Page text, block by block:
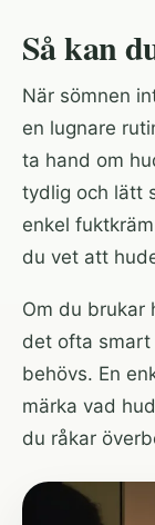
Så kan
När sömnen
en lugnare
ta hand om
tydlig och lätt
enkel
du vet att
Om du brukar
det ofta
behövs. En
märka vad
du råkar